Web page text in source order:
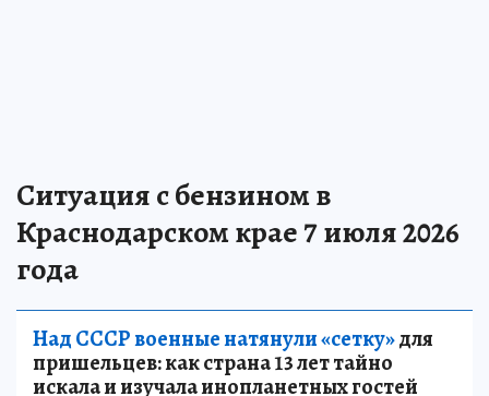
Ситуация с бензином в
Краснодарском крае 7 июля 2026
года
Над СССР военные натянули «сетку»для
пришельцев: как страна 13 лет тайно
искала и изучала инопланетных гостей